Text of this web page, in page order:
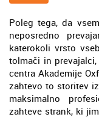
Poleg tega, da
neposredno
katerokoli vrsto
tolmači in
centra Akademije
zahtevo to storitev
maksimalno
zahteve strank, ki